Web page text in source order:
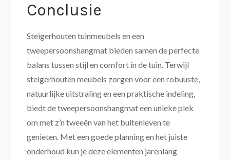
Conclusie
Steigerhouten tuinmeubels en een
tweepersoonshangmat bieden samen de perfecte
balans tussen stijl en comfort in de tuin. Terwijl
steigerhouten meubels zorgen voor een robuuste,
natuurlijke uitstraling en een praktische indeling,
biedt de tweepersoonshangmat een unieke plek
om met z’n tweeën van het buitenleven te
genieten. Met een goede planning en het juiste
onderhoud kun je deze elementen jarenlang